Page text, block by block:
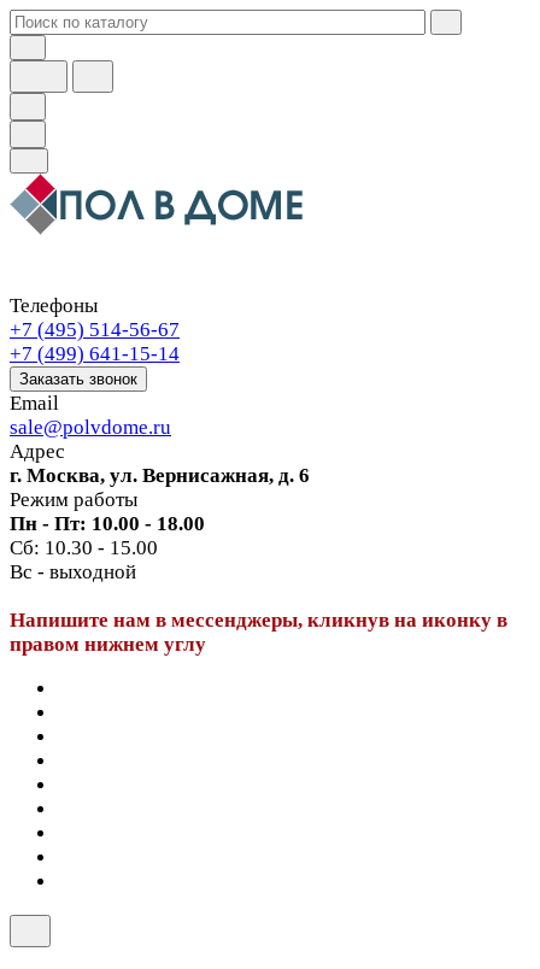
Телефоны
+7 (495) 514-56-67
+7 (499) 641-15-14
Заказать звонок
Email
sale@polvdome.ru
Адрес
г. Москва, ул. Вернисажная, д. 6
Режим работы
Пн - Пт: 10.00 - 18.00
Сб: 10.30 - 15.00
Вс - выходной
Напишите нам в мессенджеры, кликнув на иконку в
правом нижнем углу